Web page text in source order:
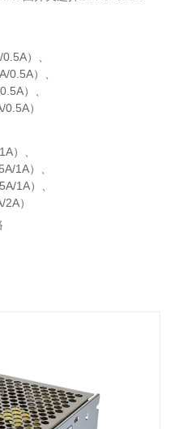
）、
0.5A）、
）、
）
）、
1A）、
1A）、
）